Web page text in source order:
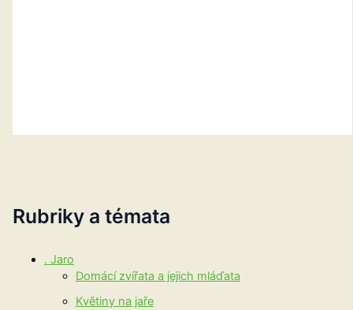
Rubriky a témata
. Jaro
Domácí zvířata a jejich mláďata
Květiny na jaře